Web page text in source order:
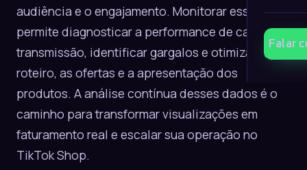
Falar
audiência e o engajamento. Monitorar esses KPIs
permite diagnosticar a performance de cada
transmissão, identificar gargalos e otimizar o
roteiro, as ofertas e a apresentação dos
produtos. A análise contínua desses dados é o
caminho para transformar visualizações em
faturamento real e escalar sua operação no
TikTok Shop.